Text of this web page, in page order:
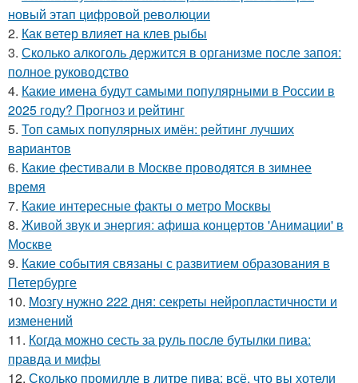
новый этап цифровой революции
2. Как ветер влияет на клев рыбы
3. Сколько алкоголь держится в организме после запоя:
полное руководство
4. Какие имена будут самыми популярными в России в
2025 году? Прогноз и рейтинг
5. Топ самых популярных имён: рейтинг лучших
вариантов
6. Какие фестивали в Москве проводятся в зимнее
время
7. Какие интересные факты о метро Москвы
8. Живой звук и энергия: афиша концертов 'Анимации' в
Москве
9. Какие события связаны с развитием образования в
Петербурге
10. Мозгу нужно 222 дня: секреты нейропластичности и
изменений
11. Когда можно сесть за руль после бутылки пива:
правда и мифы
12. Сколько промилле в литре пива: всё, что вы хотели